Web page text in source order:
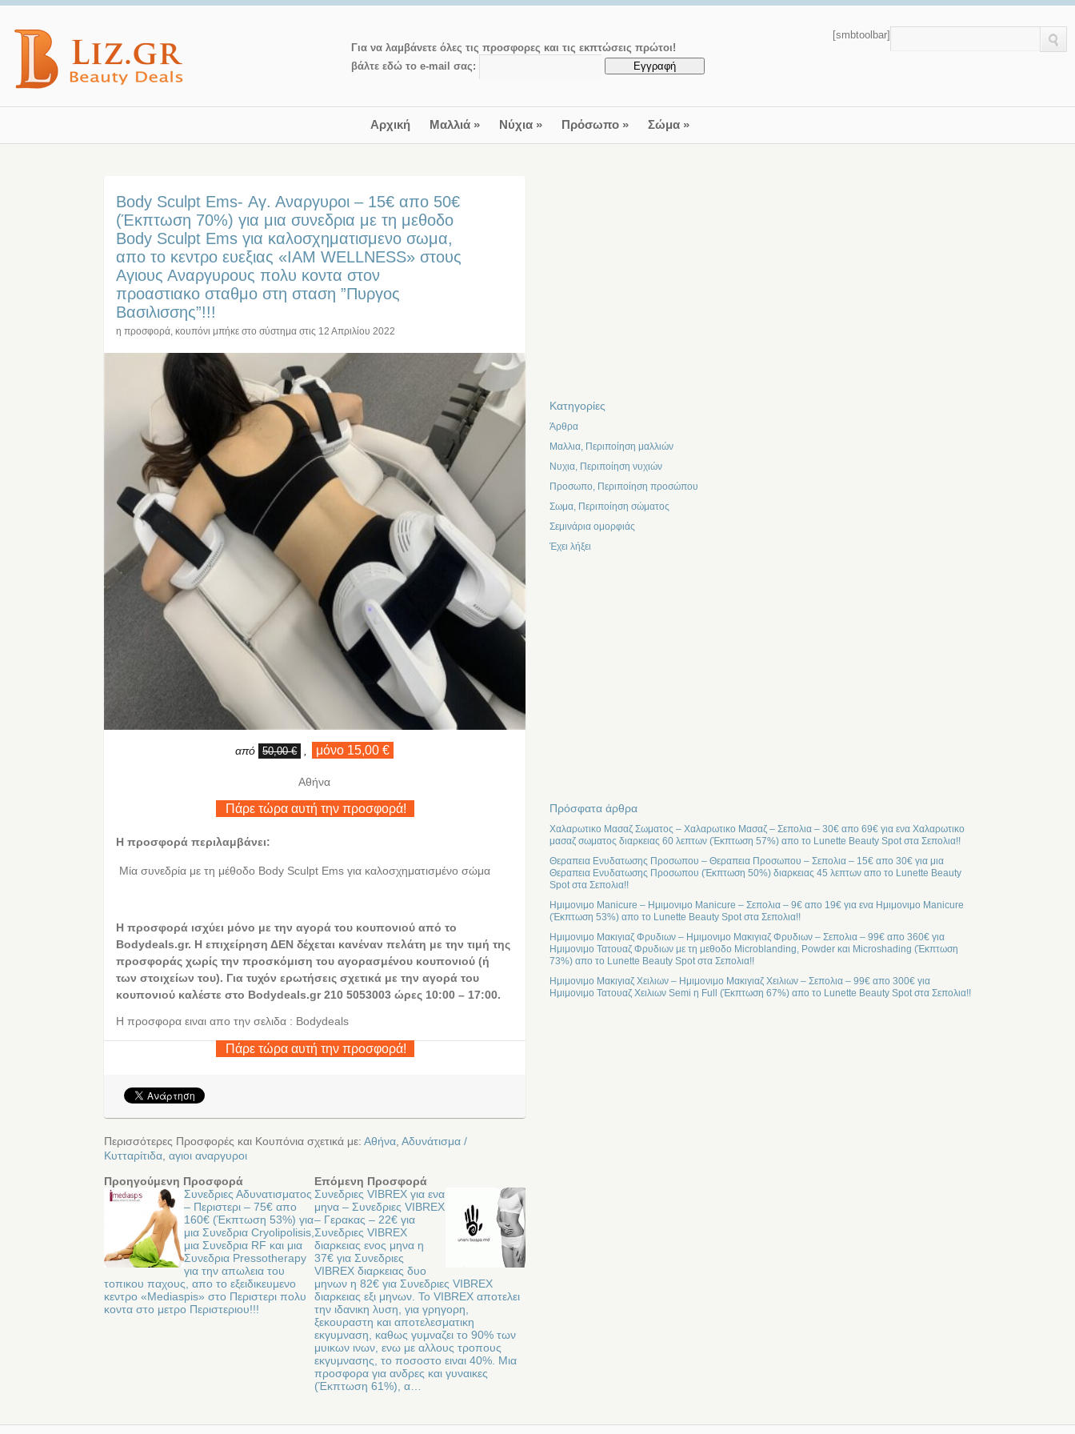
Για να λαμβάνετε όλες τις προσφορες και τις εκπτώσεις πρώτοι!
βάλτε εδώ το e-mail σας:
[smbtoolbar]
Αρχική Μαλλιά» Νύχια» Πρόσωπο» Σώμα»
Body Sculpt Ems- Αγ. Αναργυροι – 15€ απο 50€
(Έκπτωση 70%) για μια συνεδρια με τη μεθοδο
Body Sculpt Ems για καλοσχηματισμενο σωμα,
απο το κεντρο ευεξιας «IAM WELLNESS» στους
Αγιους Αναργυρους πολυ κοντα στον
προαστιακο σταθμο στη σταση ”Πυργος
Βασιλισσης”!!!
η προσφορά, κουπόνι μπήκε στο σύστημα στις 12 Απριλίου 2022
από 50,00 € , μόνο 15,00 €
Αθήνα
Πάρε τώρα αυτή την προσφορά!
Η προσφορά περιλαμβάνει:
Μία συνεδρία με τη μέθοδο Body Sculpt Ems για καλοσχηματισμένο σώμα
Ηπροσφορά ισχύει μόνο με την αγορά του κουπονιού από το
Bodydeals.gr. Η επιχείρηση ΔΕΝ δέχεται κανέναν πελάτη με την τιμή της
προσφοράς χωρίς την προσκόμιση του αγορασμένου κουπονιού (ή
των στοιχείων του). Για τυχόν ερωτήσεις σχετικά με την αγορά του
κουπονιού καλέστε στο Bodydeals.gr 210 5053003 ώρες 10:00 – 17:00.
Η προσφορα ειναι απο την σελιδα : Bodydeals
Πάρε τώρα αυτή την προσφορά!
Περισσότερες Προσφορές και Κουπόνια σχετικά με: Αθήνα, Αδυνάτισμα /
Κυτταρίτιδα, αγιοι αναργυροι
Προηγούμενη Προσφορά
Συνεδριες Αδυνατισματος
– Περιστερι – 75€ απο
160€ (Έκπτωση 53%) για
μια Συνεδρια Cryolipolisis,
μια Συνεδρια RF και μια
Συνεδρια Pressotherapy
για την απωλεια του
τοπικου παχους, απο το εξειδικευμενο
κεντρο «Mediaspis» στο Περιστερι πολυ
κοντα στο μετρο Περιστεριου!!!
Επόμενη Προσφορά
Συνεδριες VIBREX για ενα
μηνα – Συνεδριες VIBREX
– Γερακας – 22€ για
Συνεδριες VIBREX
διαρκειας ενος μηνα η
37€ για Συνεδριες
VIBREX διαρκειας δυο
μηνων η 82€ για Συνεδριες VIBREX
διαρκειας εξι μηνων. Το VIBREX αποτελει
την ιδανικη λυση, για γρηγορη,
ξεκουραστη και αποτελεσματικη
εκγυμναση, καθως γυμναζει το 90% των
μυικων ινων, ενω με αλλους τροπους
εκγυμνασης, το ποσοστο ειναι 40%. Μια
προσφορα για ανδρες και γυναικες
(Έκπτωση 61%), α…
Kατηγορίες
Άρθρα
Μαλλια, Περιποίηση μαλλιών
Νυχια, Περιποίηση νυχιών
Προσωπο, Περιποίηση προσώπου
Σωμα, Περιποίηση σώματος
Σεμινάρια ομορφιάς
Έχει λήξει
Πρόσφατα άρθρα
Χαλαρωτικο Μασαζ Σωματος – Χαλαρωτικο Μασαζ – Σεπολια – 30€ απο 69€ για ενα Χαλαρωτικο
μασαζ σωματος διαρκειας 60 λεπτων (Έκπτωση 57%) απο το Lunette Beauty Spot στα Σεπολια!!
Θεραπεια Ενυδατωσης Προσωπου – Θεραπεια Προσωπου – Σεπολια – 15€ απο 30€ για μια
Θεραπεια Ενυδατωσης Προσωπου (Έκπτωση 50%) διαρκειας 45 λεπτων απο το Lunette Beauty
Spot στα Σεπολια!!
Ημιμονιμο Manicure – Ημιμονιμο Manicure – Σεπολια – 9€ απο 19€ για ενα Ημιμονιμο Manicure
(Έκπτωση 53%) απο το Lunette Beauty Spot στα Σεπολια!!
Ημιμονιμο Μακιγιαζ Φρυδιων – Ημιμονιμο Μακιγιαζ Φρυδιων – Σεπολια – 99€ απο 360€ για
Ημιμονιμο Τατουαζ Φρυδιων με τη μεθοδο Microblanding, Powder και Microshading (Έκπτωση
73%) απο το Lunette Beauty Spot στα Σεπολια!!
Ημιμονιμο Μακιγιαζ Χειλιων – Ημιμονιμο Μακιγιαζ Χειλιων – Σεπολια – 99€ απο 300€ για
Ημιμονιμο Τατουαζ Χειλιων Semi η Full (Έκπτωση 67%) απο το Lunette Beauty Spot στα Σεπολια!!